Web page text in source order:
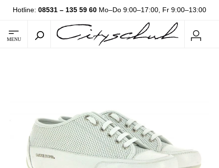
Hotline: 08531 – 135 59 60 Mo–Do 9:00–17:00, Fr 9:00–13:00
MENU